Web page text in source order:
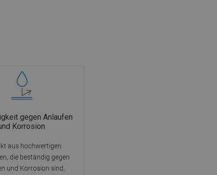
gegen Anlaufen
Korrosion
aus hochwertigen
die beständig gegen
und Korrosion sind,